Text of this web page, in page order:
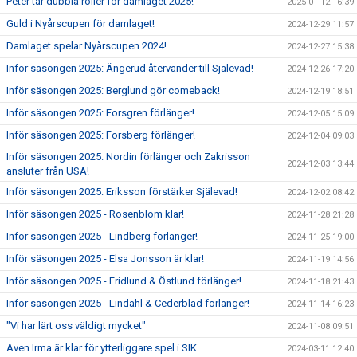
Guld i Nyårscupen för damlaget! 2024-12-29 11:57
Damlaget spelar Nyårscupen 2024! 2024-12-27 15:38
Inför säsongen 2025: Ängerud återvänder till Själevad! 2024-12-26 17:20
Inför säsongen 2025: Berglund gör comeback! 2024-12-19 18:51
Inför säsongen 2025: Forsgren förlänger! 2024-12-05 15:09
Inför säsongen 2025: Forsberg förlänger! 2024-12-04 09:03
Inför säsongen 2025: Nordin förlänger och Zakrisson
ansluter från USA!
2024-12-03 13:44
Inför säsongen 2025: Eriksson förstärker Själevad! 2024-12-02 08:42
Inför säsongen 2025 - Rosenblom klar! 2024-11-28 21:28
Inför säsongen 2025 - Lindberg förlänger! 2024-11-25 19:00
Inför säsongen 2025 - Elsa Jonsson är klar! 2024-11-19 14:56
Inför säsongen 2025 - Fridlund & Östlund förlänger! 2024-11-18 21:43
Inför säsongen 2025 - Lindahl & Cederblad förlänger! 2024-11-14 16:23
"Vi har lärt oss väldigt mycket" 2024-11-08 09:51
Även Irma är klar för ytterliggare spel i SIK 2024-03-11 12:40